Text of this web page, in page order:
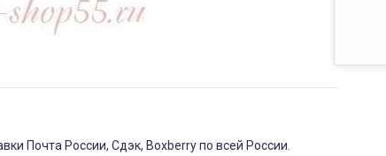
Почта России, Сдэк, Boxberry по всей России.